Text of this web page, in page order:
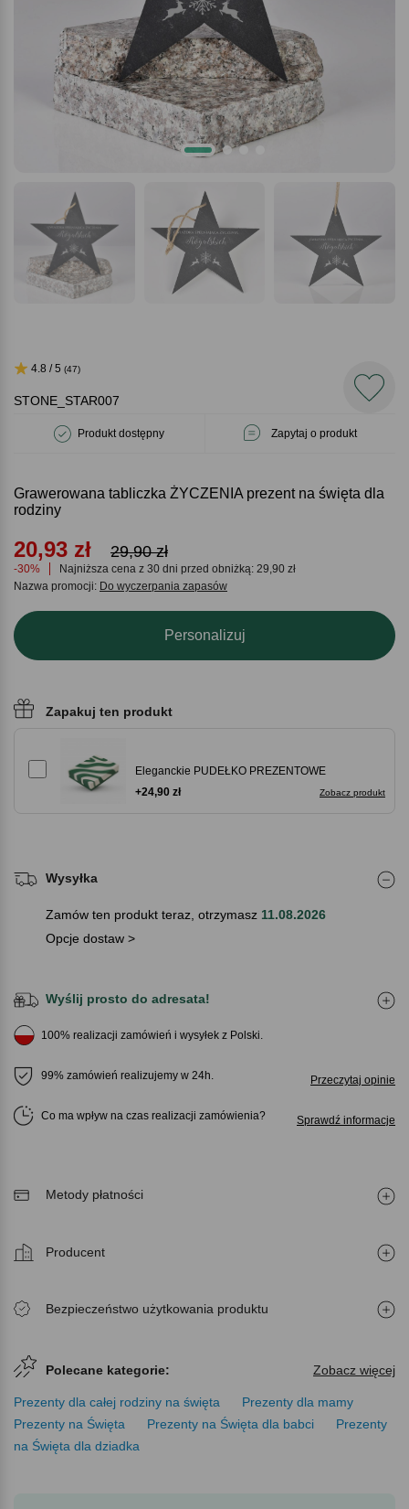
STONE_STAR007
Produkt dostępny Zapytaj o produkt
4.8 / 5 (47)
Grawerowana tabliczka ŻYCZENIA prezent na święta dla
rodziny
20,93 zł 29,90 zł
-30%
Najniższa cena z 30 dni przed obniżką: 29,90 zł
Nazwa promocji: Do wyczerpania zapasów
Personalizuj
Zapakuj ten produkt
Eleganckie PUDEŁKO PREZENTOWE
Zobacz produkt
+24,90 zł
Wysyłka
Zamów ten produkt teraz, otrzymasz 11.08.2026
Opcje dostaw >
Wyślij prosto do adresata!
100% realizacji zamówień i wysyłek z Polski.
99% zamówień realizujemy w 24h. Przeczytaj opinie
Co ma wpływ na czas realizacji zamówienia Sprawdź informacje
Metody płatności
Producent
Bezpieczeństwo użytkowania produktu
Polecane kategorie: Zobacz więcej
Prezenty dla całej rodziny na święta
Prezenty dla mamy
Prezenty na Święta
Prezenty na Święta dla babci
Prezenty
na Święta dla dziadka